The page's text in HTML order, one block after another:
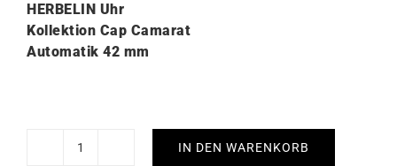
HERBELIN Uhr
Kollektion Cap Camarat
Automatik 42 mm
Cap
IN DEN WARENKORB